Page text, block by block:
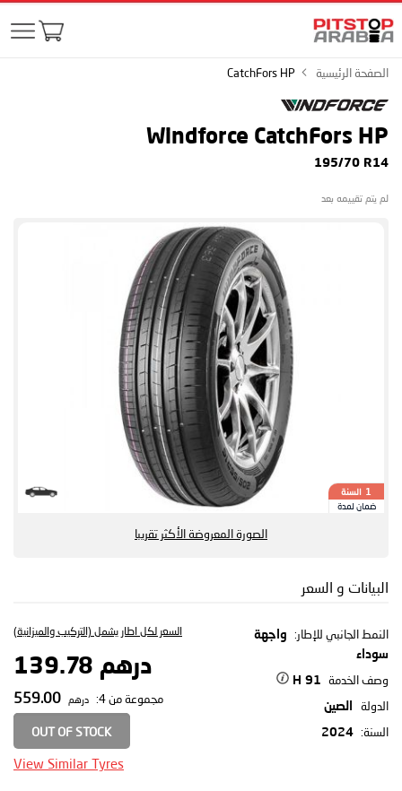
الصفحة الرئيسية CatchFors HP
Windforce CatchFors HP
195/70 R14
لم يتم تقييمه بعد
1 السنة
ضمان لمدة
الصورة المعروضة الأكثر تقريبا
البيانات و السعر
النمط الجانبي للإطار:
واجهة
سوداء
وصف الخدمة 91 H
الدولة الصين
السنة: 2024
السعر لكل اطار يشمل (التركيب والميزانية)
درهم 139.78
مجموعة من 4: درهم
OUT OF STOCK
View Similar Tyres